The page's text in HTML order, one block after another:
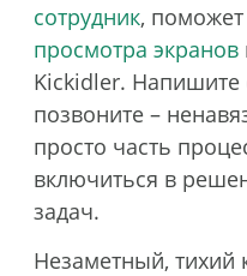
сотрудник,
просмотра экранов
Kickidler. Напишите
позвоните –
просто часть
включиться в
задач.
Незаметный, тихий